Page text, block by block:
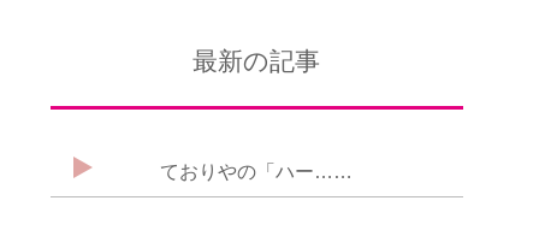
最新の記事
ておりやの「ハー……